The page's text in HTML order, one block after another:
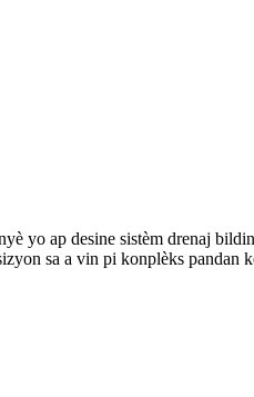
yo ap desine sistèm drenaj
sa a vin pi konplèks pandan